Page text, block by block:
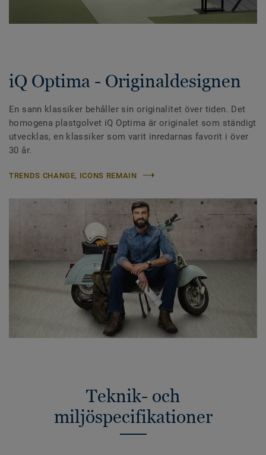
iQ Optima - Originaldesignen
En sann klassiker behåller sin originalitet över tiden. Det
homogena plastgolvet iQ Optima är originalet som ständigt
utvecklas, en klassiker som varit inredarnas favorit i över
30 år.
TRENDS CHANGE, ICONS REMAIN
Teknik- och
miljöspecifikationer